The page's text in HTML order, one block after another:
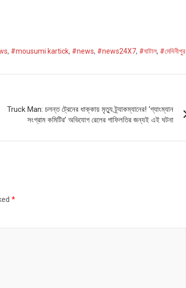
, #mousumi kartick, #news, #news24X7, #ঘাটাল, #মেদিনীপুর
Truck Man: চলন্ত ট্রেনের ধাক্কায় মৃত্যু ট্র্যাকম্যানের! ‘গ্যাংম্যান
সংগ্রাম কমিটির’ অভিযোগ রেলের গাফিলতির জন্যই এই ঘটনা
*